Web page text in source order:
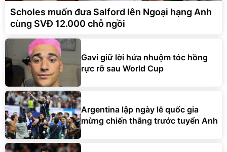
Scholes muốn đưa Salford lên Ngoại hạng Anh
cùng SVĐ 12.000 chỗ ngồi
Gavi giữ lời hứa nhuộm tóc hồng
rực rỡ sau World Cup
Argentina lập ngày lễ quốc gia
mừng chiến thắng trước tuyển Anh